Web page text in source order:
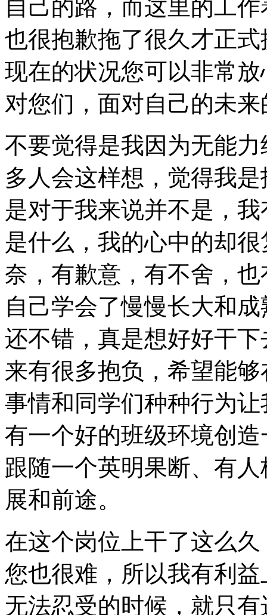
自己的路，而这里的工
也很抱歉拖了很久才正
现在的状况您可以非常
对您们，面对自己的未来
不要觉得是我因为无能
多人会这样想，觉得我
是对于我来说并不是，
是什么，我的心中的却
奈，有歉意，有不舍，
自己学会了慢慢长大和
还不错，真是想好好干
来有很多抱负，希望能
事情和同学们种种行为
有一个好的班级环境创
跟随一个英明果断、有
展和前途。
在这个岗位上干了这么
您也很难，所以我有利
无法忍受的时候，就只